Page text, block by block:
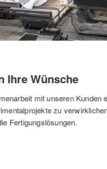
Ihre Wünsche
mit unseren Kunden
zu
Fertigungslösungen.